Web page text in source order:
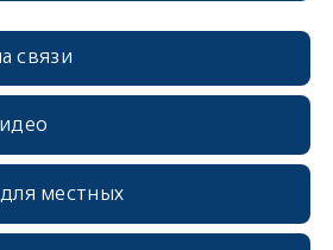
связи
местных